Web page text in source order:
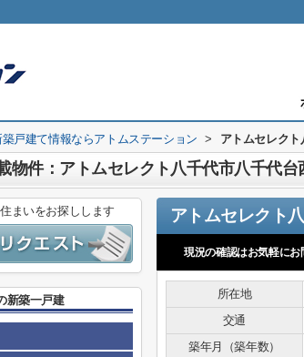
戸建て情報ならアトムステーション > アトムセレク
物件：アトムセレクト八千代市八千代台
現況の確認はお気軽にお
所在地
交通
築年月（築年数）
まいをお探しします
新築一戸建